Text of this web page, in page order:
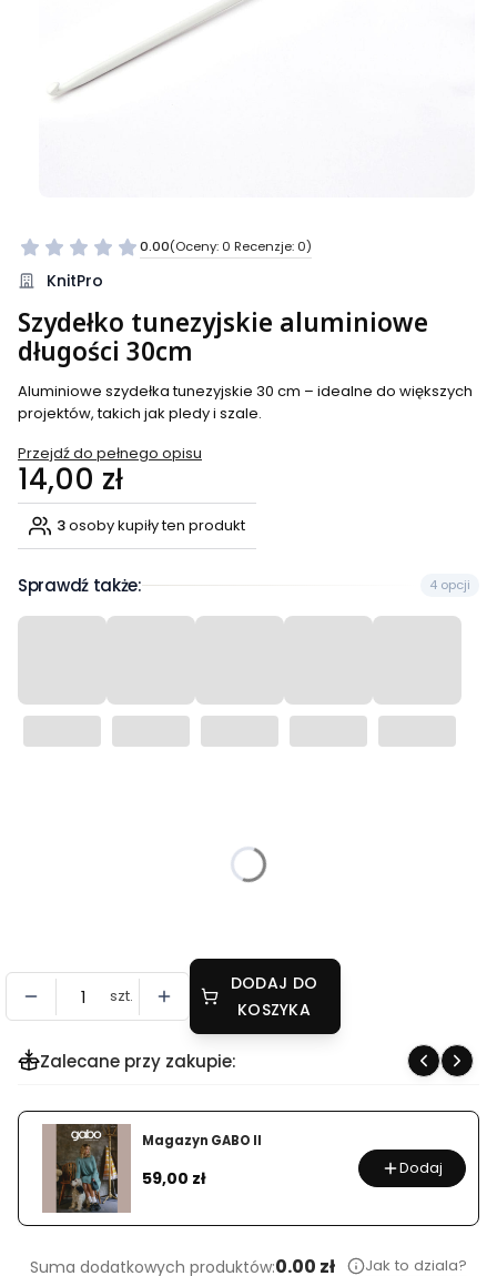
0.00(Oceny: 0 Recenzje: 0)
Przejdź do sekcji Opinie
KnitPro
Szydełko tunezyjskie aluminiowe
długości 30cm
Aluminiowe szydełka tunezyjskie 30 cm – idealne do większych
projektów, takich jak pledy i szale.
Przejdź do pełnego opisu
Cena
14,00 zł
3osoby kupiły ten produkt
Sprawdź także: 4 opcji
szt.
DODAJ DO
KOSZYKA
Zalecane przy zakupie:
Magazyn GABO I
Cena
49,00 zł Dodaj
Suma dodatkowych produktów:0.00 zł Jak to dziala?